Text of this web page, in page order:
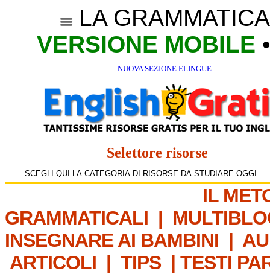
LA
VERSIONE MOBILE
NUOVA SEZIONE ELINGUE
Selettore risorse
IL
GRAMMATICALI |
INSEGNARE AI BAMBINI |
ARTICOLI | TIPS | TESTI